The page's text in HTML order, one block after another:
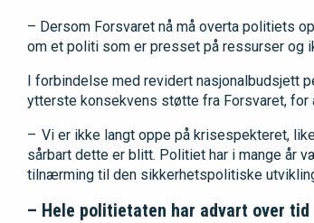
– Dersom Forsvaret nå må overta politiets
om et politi som er presset på ressurser og
I forbindelse med revidert nasjonalbudsjett
ytterste konsekvens støtte fra Forsvaret, for
– Vi er ikke langt oppe på krisespekteret,
sårbart dette er blitt. Politiet har i mange år
tilnærming til den sikkerhetspolitiske
– Hele politietaten har advart over tid